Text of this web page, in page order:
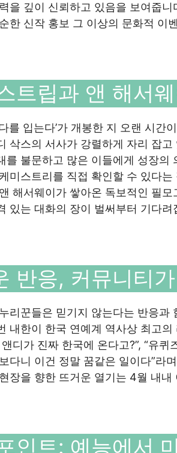
을 깊이 신뢰하고 있음을 보여줍
한 신작 홍보 그 이상의 문화적 이
트립과 앤 해서
를 입는다’가 개봉한 지 오랜 시
삭스의 서사가 강렬하게 자리 잡
를 불문하고 많은 이들에게 성장
미스트리를 직접 확인할 수 있다
해서웨이가 쌓아온 독보적인 필
있는 대화의 장이 벌써부터 기다려
반응, 커뮤니티
리꾼들은 믿기지 않는다는 반응과
내한이 한국 연예계 역사상 최고
디가 진짜 한국에 온다고?”, “유
다니 이건 정말 꿈같은 일이다”라
장을 향한 뜨거운 열기는 4월 내내
인트: 예능에서